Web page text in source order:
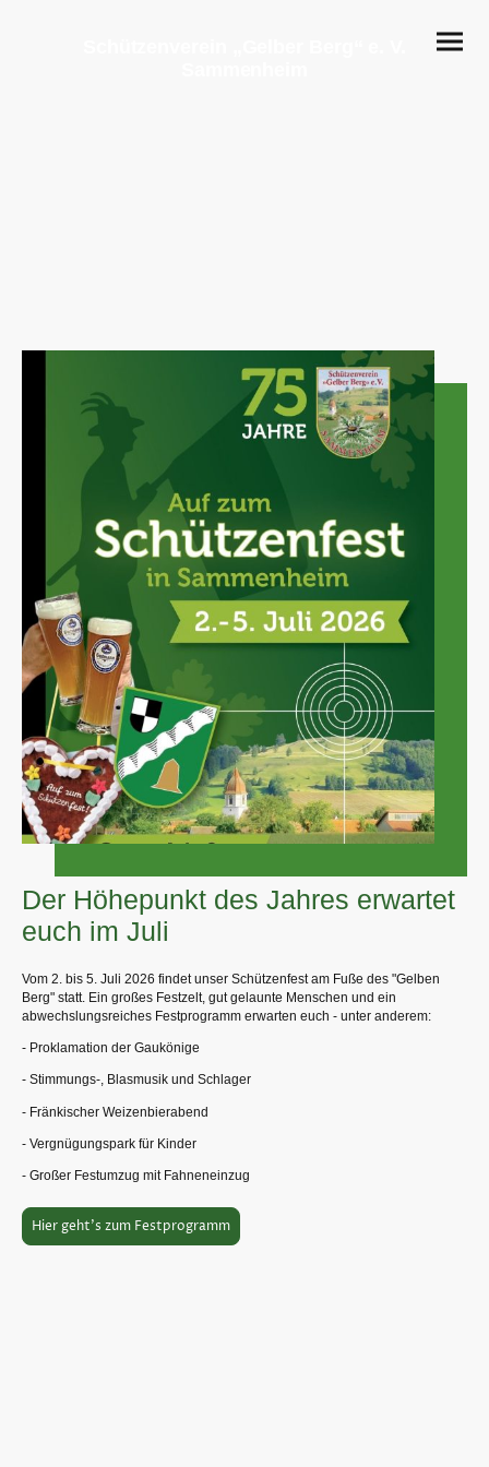
Der Höhepunkt des Jahres erwartet
euch im Juli
Vom 2. bis 5. Juli 2026 findet unser Schützenfest am Fuße des "Gelben
Berg" statt. Ein großes Festzelt, gut gelaunte Menschen und ein
abwechslungsreiches Festprogramm erwarten euch - unter anderem:
- Proklamation der Gaukönige
- Stimmungs-, Blasmusik und Schlager
- Fränkischer Weizenbierabend
- Vergnügungspark für Kinder
- Großer Festumzug mit Fahneneinzug
Hier geht's zum Festprogramm